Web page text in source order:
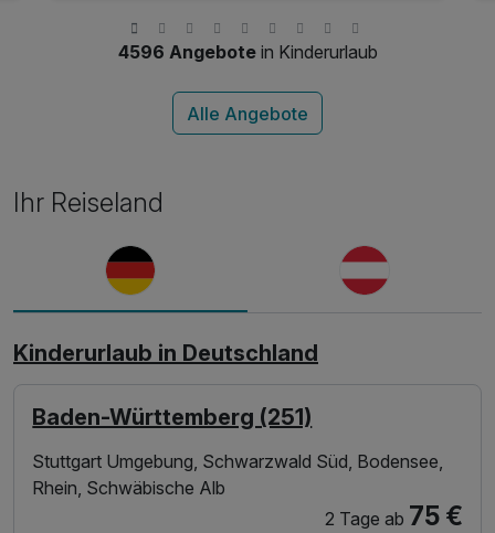
inkl. Leihbademantel
inkl. Eintritt in Gym-Yoga-Studio
Outdoor Fitness Park im Freien
Animationsprogramm
inkl. WLAN Nutzung im Hotel
4596 Angebotein Kinderurlaub
Ihr Reiseland
Kinderurlaub in Deutschland
Baden-Württemberg (251)
Stuttgart Umgebung, Schwarzwald Süd, Bodensee,
Rhein, Schwäbische Alb
2 Tage ab 75 €